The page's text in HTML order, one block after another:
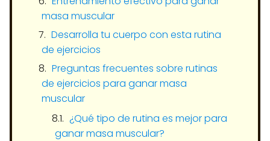
masa muscular
Desarrolla tu cuerpo con esta rutina
de ejercicios
Preguntas frecuentes sobre rutinas
de ejercicios para ganar masa
muscular
¿Qué tipo de rutina es mejor para
ganar masa muscular?